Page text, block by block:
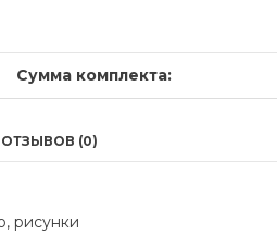
Сумма комплекта:
ОТЗЫВОВ (0)
рисунки